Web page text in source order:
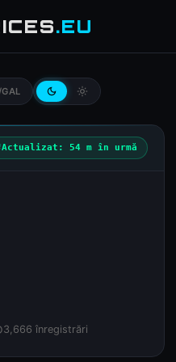
.EU
dark_mode light_mode
Actualizat: 54 m în urmă
3,666 înregistrări